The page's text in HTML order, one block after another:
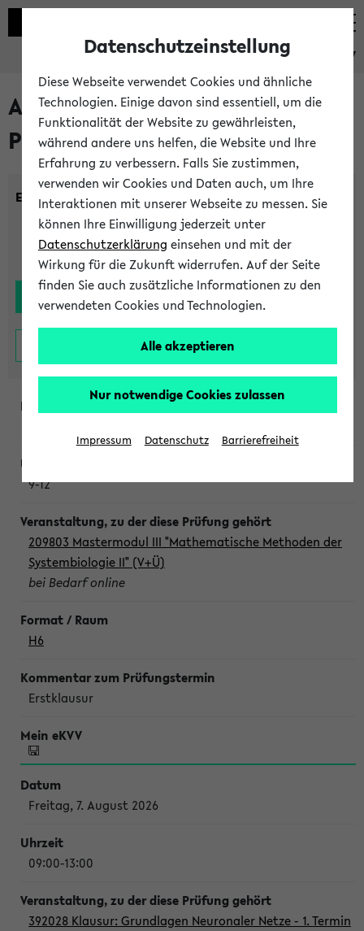
eKVV
Alle noch stattfindenden
Prüfungen
Einrichtung:
9-12
209803 Mastermodul III "Mathematische Methoden der
Systembiologie II" (V+Ü)
bei Bedarf online
H6
Erstklausur
Freitag, 7. August 2026
09:00-13:00
392028 Klausur: Grundlagen Neuronaler Netze - 1. Termin
Datenschutzeinstellung
Diese Webseite verwendet Cookies und ähnliche
Technologien. Einige davon sind essentiell, um die
Funktionalität der Website zu gewährleisten,
während andere uns helfen, die Website und Ihre
Erfahrung zu verbessern. Falls Sie zustimmen,
verwenden wir Cookies und Daten auch, um Ihre
Interaktionen mit unserer Webseite zu messen. Sie
können Ihre Einwilligung jederzeit unter
Datenschutzerklärung einsehen und mit der
Wirkung für die Zukunft widerrufen. Auf der Seite
finden Sie auch zusätzliche Informationen zu den
verwendeten Cookies und Technologien.
Alle akzeptieren
Nur notwendige Cookies zulassen
Impressum Datenschutz Barrierefreiheit